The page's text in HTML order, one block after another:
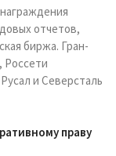
отчетов,
биржа. Гран-
Россети
и Северсталь
праву